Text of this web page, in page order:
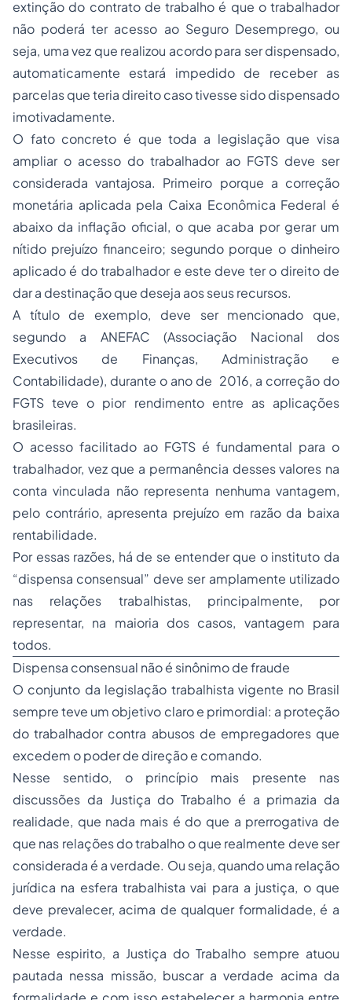
extinção do contrato de trabalho é que o trabalhador
não poderá ter acesso ao Seguro Desemprego, ou
seja, uma vez que realizou acordo para ser dispensado,
automaticamente estará impedido de receber as
parcelas que teria direito caso tivesse sido dispensado
imotivadamente.
O fato concreto é que toda a legislação que visa
ampliar o acesso do trabalhador ao FGTS deve ser
considerada vantajosa. Primeiro porque a correção
monetária aplicada pela Caixa Econômica Federal é
abaixo da inflação oficial, o que acaba por gerar um
nítido prejuízo financeiro; segundo porque o dinheiro
aplicado é do trabalhador e este deve ter o direito de
dar a destinação que deseja aos seus recursos.
A título de exemplo, deve ser mencionado que,
segundo a ANEFAC (Associação Nacional dos
Executivos de Finanças, Administração e
Contabilidade), durante o ano de 2016, a correção do
FGTS teve o pior rendimento entre as aplicações
brasileiras.
O acesso facilitado ao FGTS é fundamental para o
trabalhador, vez que a permanência desses valores na
conta vinculada não representa nenhuma vantagem,
pelo contrário, apresenta prejuízo em razão da baixa
rentabilidade.
Por essas razões, há de se entender que o instituto da
“dispensa consensual” deve ser amplamente utilizado
nas relações trabalhistas, principalmente, por
representar, na maioria dos casos, vantagem para
todos.
Dispensa consensual não é sinônimo de fraude
O conjunto da legislação trabalhista vigente no Brasil
sempre teve um objetivo claro e primordial: a proteção
do trabalhador contra abusos de empregadores que
excedem o poder de direção e comando.
Nesse sentido, o princípio mais presente nas
discussões da Justiça do Trabalho é a primazia da
realidade, que nada mais é do que a prerrogativa de
que nas relações do trabalho o que realmente deve ser
considerada é a verdade. Ou seja, quando uma relação
jurídica na esfera trabalhista vai para a justiça, o que
deve prevalecer, acima de qualquer formalidade, é a
verdade.
Nesse espirito, a Justiça do Trabalho sempre atuou
pautada nessa missão, buscar a verdade acima da